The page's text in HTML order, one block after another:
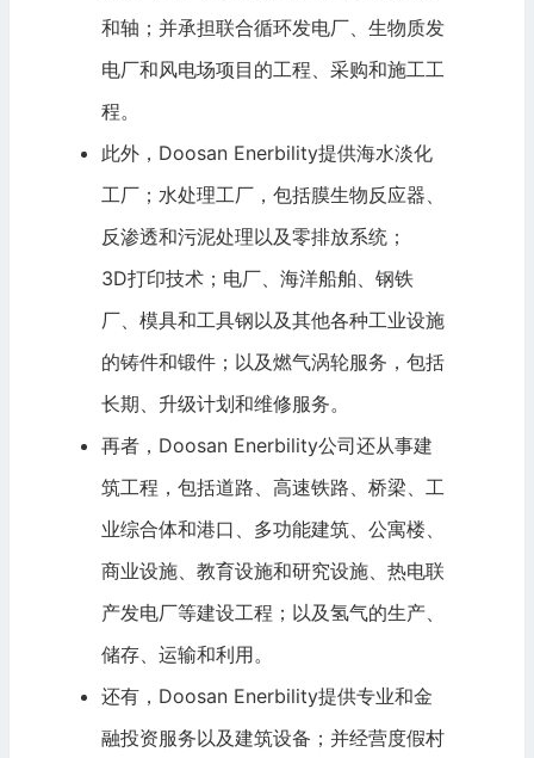
和轴；并承担联合循环发电厂、生物质发
电厂和风电场项目的工程、采购和施工工
程。
此外，Doosan Enerbility提供海水淡化
工厂；水处理工厂，包括膜生物反应器、
反渗透和污泥处理以及零排放系统；
3D打印技术；电厂、海洋船舶、钢铁
厂、模具和工具钢以及其他各种工业设施
的铸件和锻件；以及燃气涡轮服务，包括
长期、升级计划和维修服务。
再者，Doosan Enerbility公司还从事建
筑工程，包括道路、高速铁路、桥梁、工
业综合体和港口、多功能建筑、公寓楼、
商业设施、教育设施和研究设施、热电联
产发电厂等建设工程；以及氢气的生产、
储存、运输和利用。
还有，Doosan Enerbility提供专业和金
融投资服务以及建筑设备；并经营度假村